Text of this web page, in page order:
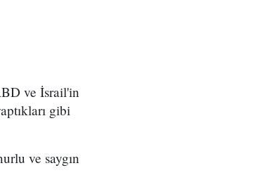
ve İsrail'in
gibi
ve saygın